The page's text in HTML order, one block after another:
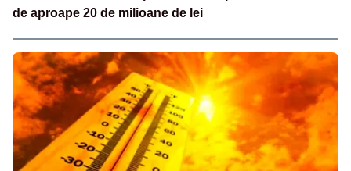
de aproape 20 de milioane de lei